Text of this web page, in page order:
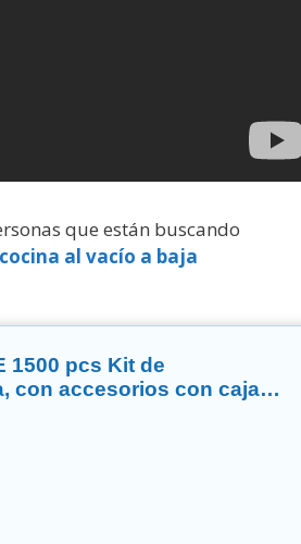
que están buscando
cocina al vacío a baja
1500 pcs Kit de
con accesorios con caja